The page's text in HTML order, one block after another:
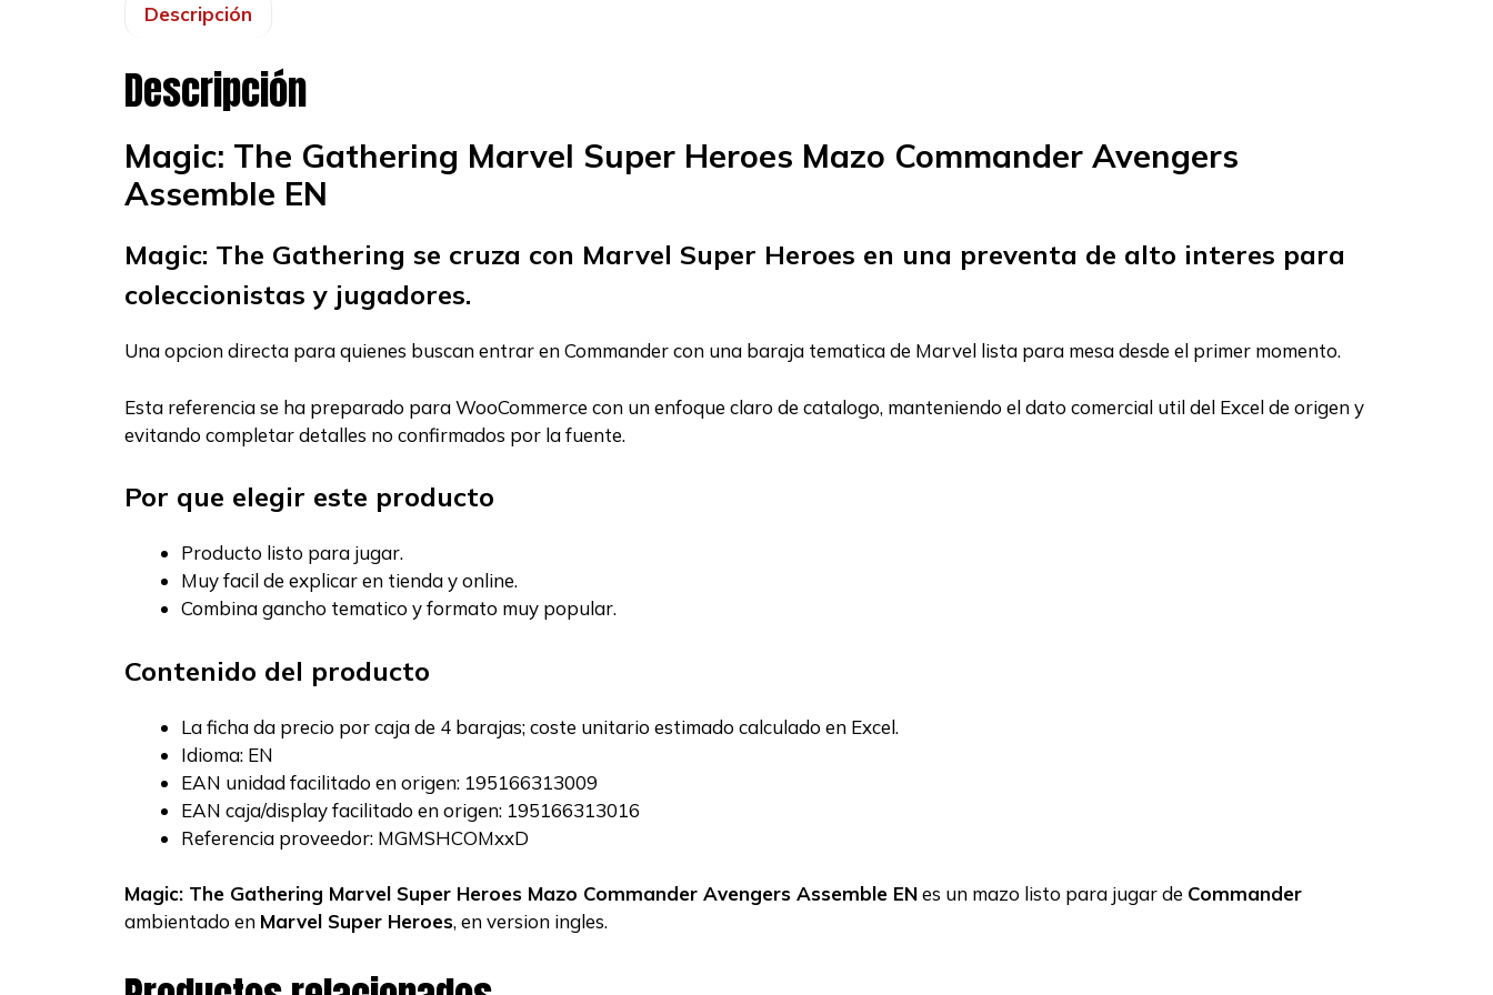
Descripción
Descripción
Magic: The Gathering Marvel Super Heroes Mazo Commander Avengers
Assemble EN
Magic: The Gathering se cruza con Marvel Super Heroes en una preventa de alto interes para
coleccionistas y jugadores.
Una opcion directa para quienes buscan entrar en Commander con una baraja tematica de Marvel lista para mesa desde el primer momento.
Esta referencia se ha preparado para WooCommerce con un enfoque claro de catalogo, manteniendo el dato comercial util del Excel de origen y
evitando completar detalles no confirmados por la fuente.
Por que elegir este producto
Producto listo para jugar.
Muy facil de explicar en tienda y online.
Combina gancho tematico y formato muy popular.
Contenido del producto
La ficha da precio por caja de 4 barajas; coste unitario estimado calculado en Excel.
Idioma: EN
EAN unidad facilitado en origen: 195166313009
EAN caja/display facilitado en origen: 195166313016
Referencia proveedor: MGMSHCOMxxD
Magic: The Gathering Marvel Super Heroes Mazo Commander Avengers Assemble ENes un mazo listo para jugar de Commander
ambientado en Marvel Super Heroes, en version ingles.